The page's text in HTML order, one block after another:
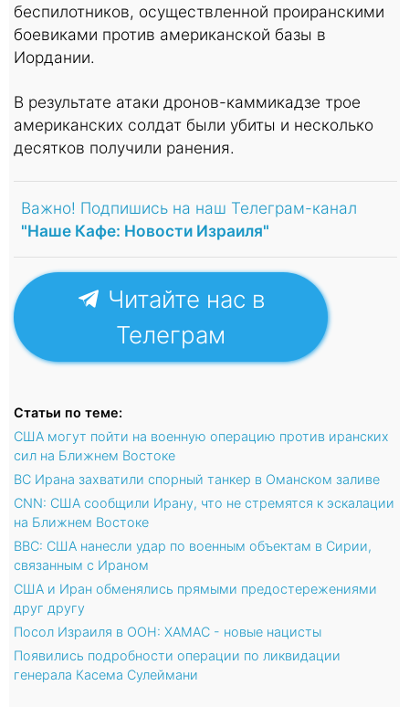
беспилотников, осуществленной проиранскими
боевиками против американской базы в
Иордании.
В результате атаки дронов-каммикадзе трое
американских солдат были убиты и несколько
десятков получили ранения.
Важно! Подпишись на наш Телеграм-канал
"Наше Кафе: Новости Израиля"
Читайте нас в
Телеграм
Статьи по теме:
США могут пойти на военную операцию против иранских
сил на Ближнем Востоке
ВС Ирана захватили спорный танкер в Оманском заливе
CNN: США сообщили Ирану, что не стремятся к эскалации
на Ближнем Востоке
BBC: США нанесли удар по военным объектам в Сирии,
связанным с Ираном
США и Иран обменялись прямыми предостережениями
друг другу
Посол Израиля в ООН: ХАМАС - новые нацисты
Появились подробности операции по ликвидации
генерала Касема Сулеймани